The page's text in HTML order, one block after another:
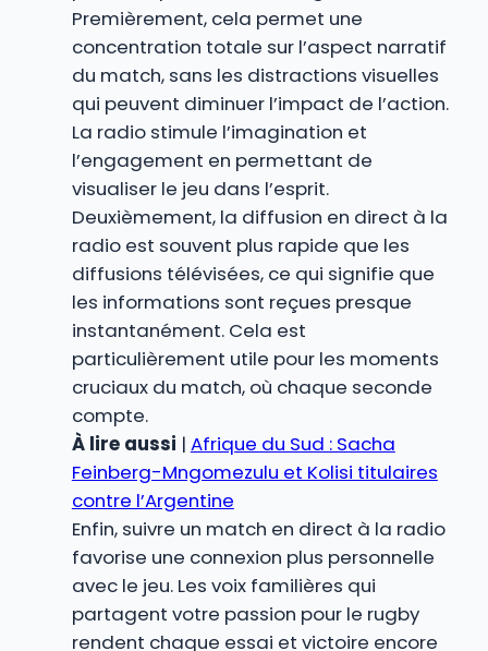
Premièrement, cela permet une
concentration totale sur l’aspect narratif
du match, sans les distractions visuelles
qui peuvent diminuer l’impact de l’action.
La radio stimule l’imagination et
l’engagement en permettant de
visualiser le jeu dans l’esprit.
Deuxièmement, la diffusion en direct à la
radio est souvent plus rapide que les
diffusions télévisées, ce qui signifie que
les informations sont reçues presque
instantanément. Cela est
particulièrement utile pour les moments
cruciaux du match, où chaque seconde
compte.
À lire aussi | Afrique du Sud : Sacha
Feinberg-Mngomezulu et Kolisi titulaires
contre l’Argentine
Enfin, suivre un match en direct à la radio
favorise une connexion plus personnelle
avec le jeu. Les voix familières qui
partagent votre passion pour le rugby
rendent chaque essai et victoire encore